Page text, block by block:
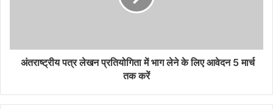
अंतराष्‍ट्रीय पत्र लेखन प्रतियोगिता में भाग लेने के लिए आवेदन 5 मार्च
तक करें